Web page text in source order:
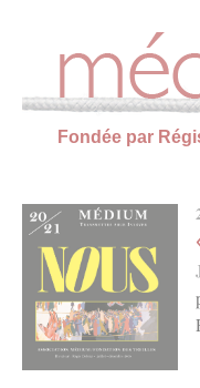
Fondée par